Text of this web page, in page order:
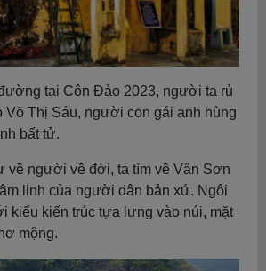
tại Côn Đảo 2023, người ta rủ
Võ Thị Sáu, người con gái anh hùng
bất tử.
về người về đời, ta tìm về Vân Sơn
linh của người dân bản xứ. Ngôi
kiểu kiến trúc tựa lưng vào núi, mặt
mộng.